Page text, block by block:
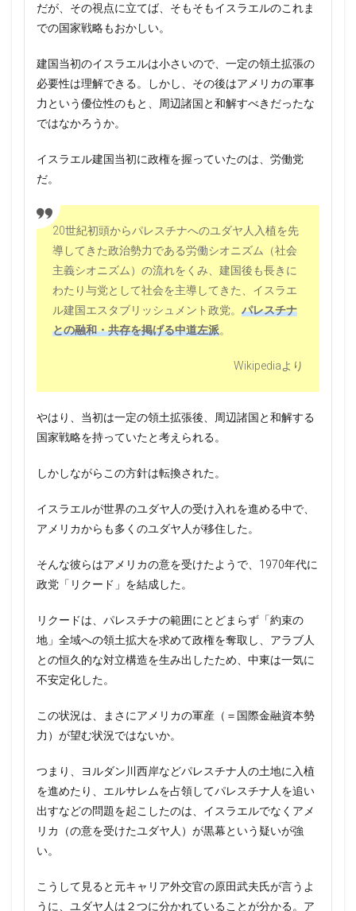
だが、その視点に立てば、そもそもイスラエルのこれま
での国家戦略もおかしい。
建国当初のイスラエルは小さいので、一定の領土拡張の
必要性は理解できる。しかし、その後はアメリカの軍事
力という優位性のもと、周辺諸国と和解すべきだったな
ではなかろうか。
イスラエル建国当初に政権を握っていたのは、労働党
だ。
20世紀初頭からパレスチナへのユダヤ人入植を先
導してきた政治勢力である労働シオニズム（社会
主義シオニズム）の流れをくみ、建国後も長きに
わたり与党として社会を主導してきた、イスラエ
ル建国エスタブリッシュメント政党。 パレスチナ
との融和・共存を掲げる中道左派。
Wikipediaより
やはり、当初は一定の領土拡張後、周辺諸国と和解する
国家戦略を持っていたと考えられる。
しかしながらこの方針は転換された。
イスラエルが世界のユダヤ人の受け入れを進める中で、
アメリカからも多くのユダヤ人が移住した。
そんな彼らはアメリカの意を受けたようで、1970年代に
政党「リクード」を結成した。
リクードは、パレスチナの範囲にとどまらず「約束の
地」全域への領土拡大を求めて政権を奪取し、アラブ人
との恒久的な対立構造を生み出したため、中東は一気に
不安定化した。
この状況は、まさにアメリカの軍産（＝国際金融資本勢
力）が望む状況ではないか。
つまり、ヨルダン川西岸などパレスチナ人の土地に入植
を進めたり、エルサレムを占領してパレスチナ人を追い
出すなどの問題を起こしたのは、イスラエルでなくアメ
リカ（の意を受けたユダヤ人）が黒幕という疑いが強
い。
こうして見ると元キャリア外交官の原田武夫氏が言うよ
うに、ユダヤ人は２つに分かれていることが分かる。ア